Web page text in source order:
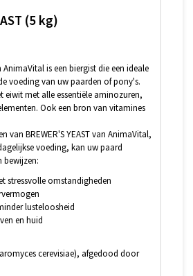
(5 kg)
AnimaVital is een biergist die een ideale
voeding van uw paarden of pony's.
eiwit met alle essentiële aminozuren,
Ook een bron van vitamines
van BREWER'S YEAST van AnimaVital,
voeding, kan uw paard
bewijzen:
stressvolle omstandigheden
lusteloosheid
en huid
cerevisiae), afgedood door